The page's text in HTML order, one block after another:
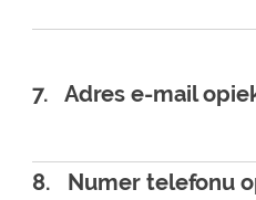
7. Adres e-mail
8. Numer telefonu